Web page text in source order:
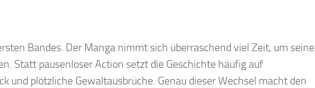
Bandes. Der Manga nimmt sich überraschend viel Zeit, um seine
Statt pausenloser Action setzt die Geschichte häufig auf
und plötzliche Gewaltausbrüche. Genau dieser Wechsel macht den